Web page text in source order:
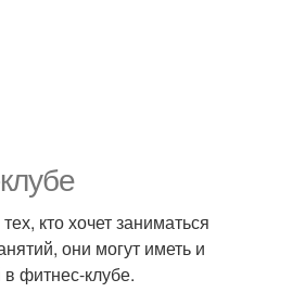
кто хочет заниматься
они могут иметь и
фитнес-клубе.